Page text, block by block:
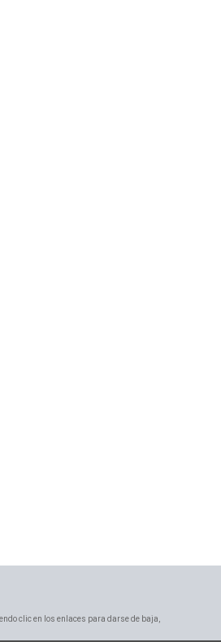
clic en los enlaces para darse de baja,